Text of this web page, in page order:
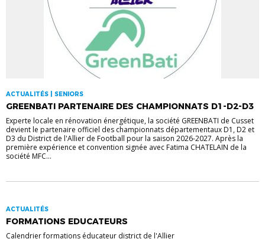
ACTUALITÉS | SENIORS
GREENBATI PARTENAIRE DES CHAMPIONNATS D1-D2-D3
Experte locale en rénovation énergétique, la société GREENBATI de Cusset
devient le partenaire officiel des championnats départementaux D1, D2 et
D3 du District de l'Allier de Football pour la saison 2026-2027. Après la
première expérience et convention signée avec Fatima CHATELAIN de la
société MFC...
ACTUALITÉS
FORMATIONS EDUCATEURS
Calendrier formations éducateur district de l'Allier